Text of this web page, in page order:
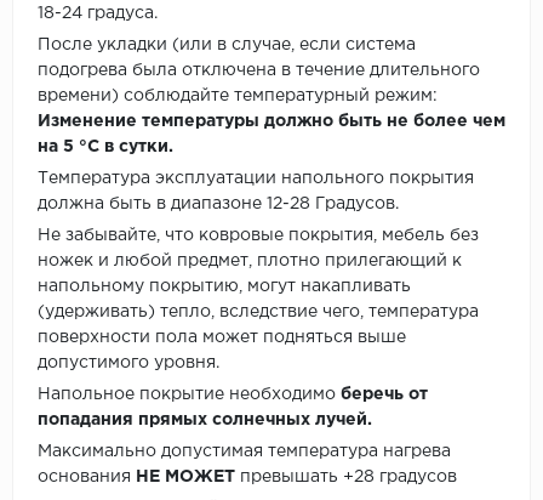
18-24 градуса.
После укладки (или в случае, если система
подогрева была отключена в течение длительного
времени) соблюдайте температурный режим:
Изменение температуры должно быть не более чем
на 5 °C в сутки.
Температура эксплуатации напольного покрытия
должна быть в диапазоне 12-28 Градусов.
Не забывайте, что ковровые покрытия, мебель без
ножек и любой предмет, плотно прилегающий к
напольному покрытию, могут накапливать
(удерживать) тепло, вследствие чего, температура
поверхности пола может подняться выше
допустимого уровня.
Напольное покрытие необходимо беречь от
попадания прямых солнечных лучей.
Максимально допустимая температура нагрева
основания
НЕ МОЖЕТ превышать +28 градусов